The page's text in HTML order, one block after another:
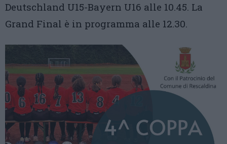
Deutschland U15-Bayern U16 alle 10.45. La
Grand Final è in programma alle 12.30.